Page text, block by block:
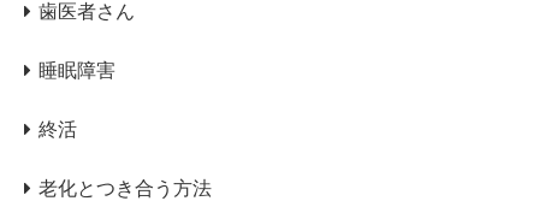
歯医者さん
睡眠障害
終活
老化とつき合う方法